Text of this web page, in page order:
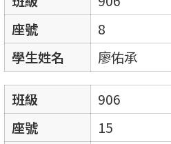
座號
8
學生姓名
廖佑承
班級
906
座號
15